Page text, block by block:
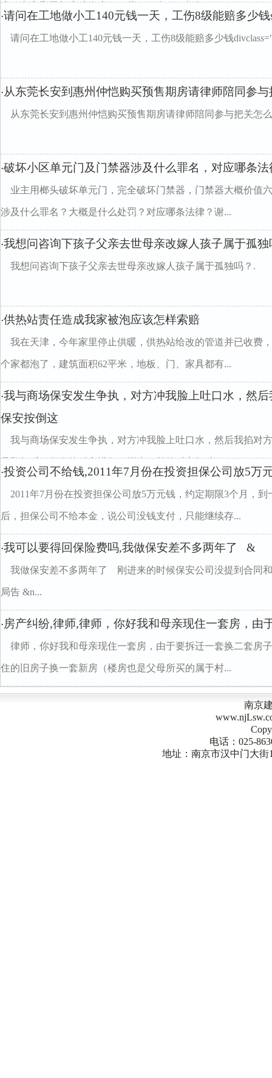
庭，车主和司机应赔多少？一共二万多?/p>来自?&nb...
·请问在工地做小工140元钱一天，工伤8级能赔多少钱
请问在工地做小工140元钱一天，工伤8级能赔多少钱
·从东莞长安到惠州仲恺购买预售期房请律师陪同参
从东莞长安到惠州仲恺购买预售期房请律师陪同参与把关怎
·破坏小区单元门及门禁器涉及什么罪名，对应哪条法
业主用榔头破坏单元门，完全破坏门禁器，门禁器大概价值
涉及什么罪名？大概是什么处罚？对应哪条法律？谢...
·我想问咨询下孩子父亲去世母亲改嫁人孩子属于孤独
我想问咨询下孩子父亲去世母亲改嫁人孩子属于孤独吗？.
·供热站责任造成我家被泡应该怎样索赔
我在天津，今年家里停止供暖，供热站给改的管道并已收费
个家都泡了，建筑面积62平米，地板、门、家具都有...
·我与商场保安发生争执，对方冲我脸上吐口水，然
保安按倒这
我与商场保安发生争执，对方冲我脸上吐口水，然后我掐对
且殴打后，起身给对方进行了还击，并给对方打破了...
·投资公司不给钱,2011年7月份在投资担保公司放5万
2011年7月份在投资担保公司放5万元钱，约定期限3个月，
后，担保公司不给本金，说公司没钱支付，只能继续存...
·我可以要得回保险费吗,我做保安差不多两年了 &
我做保安差不多两年了 刚进来的时候保安公司没提到合同
局告 &n...
·房产纠纷,律师,律师，你好我和母亲现住一套房，由
律师，你好我和母亲现住一套房，由于要拆迁一套换二套房
住的旧房子换一套新房（楼房也是父母所买的属于村...
南京
电话：025-
地址：南京市汉中门大